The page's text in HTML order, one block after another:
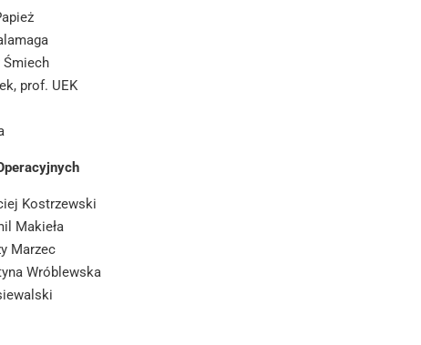
Śmiech
prof. UEK
Kostrzewski
Makieła
Marzec
Wróblewska